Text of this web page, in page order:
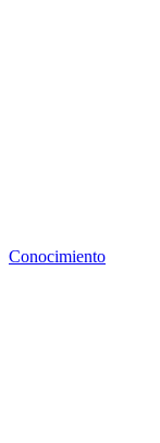
Conocimiento